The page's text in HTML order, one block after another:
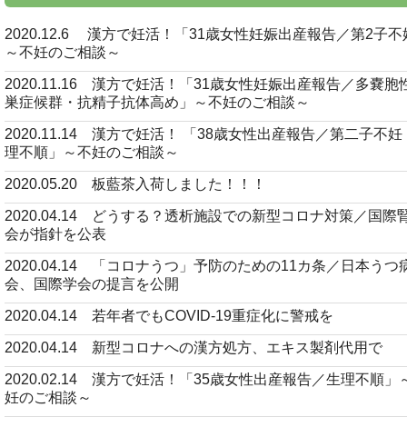
2020.12.6 漢方で妊活！「31歳女性妊娠出産報告／第2子不
～不妊のご相談～
2020.11.16 漢方で妊活！「31歳女性妊娠出産報告／多嚢胞
巣症候群・抗精子抗体高め」～不妊のご相談～
2020.11.14 漢方で妊活！ 「38歳女性出産報告／第二子不妊
理不順」～不妊のご相談～
2020.05.20 板藍茶入荷しました！！！
2020.04.14 どうする？透析施設での新型コロナ対策／国際
会が指針を公表
2020.04.14 「コロナうつ」予防のための11カ条／日本うつ
会、国際学会の提言を公開
2020.04.14 若年者でもCOVID-19重症化に警戒を
2020.04.14 新型コロナへの漢方処方、エキス製剤代用で
2020.02.14 漢方で妊活！「35歳女性出産報告／生理不順」
妊のご相談～